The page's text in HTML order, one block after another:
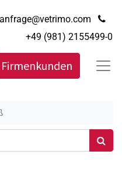
anfrage@vetrimo.com
+49 (981) 2155499-0
Firmenkunden